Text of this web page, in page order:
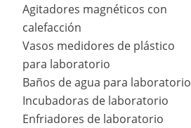
Agitadores magnéticos con
calefacción
Vasos medidores de plástico
para laboratorio
Baños de agua para laboratorio
Incubadoras de laboratorio
Enfriadores de laboratorio